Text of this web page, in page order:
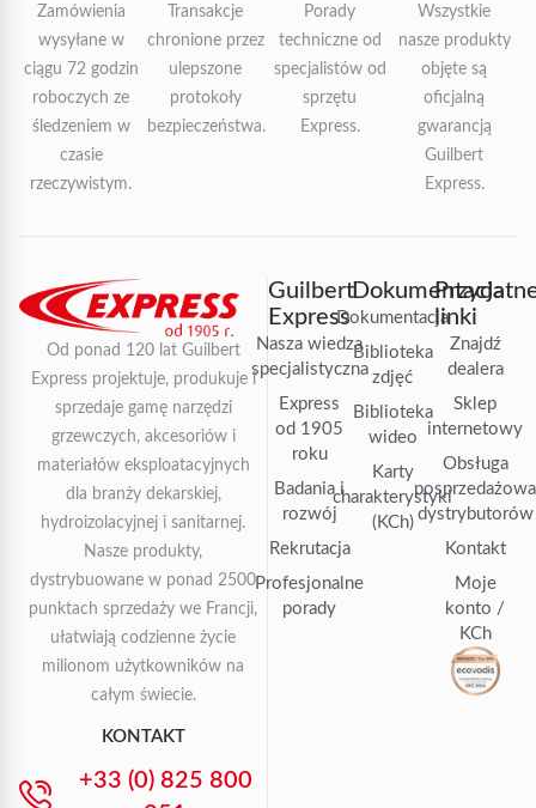
Zamówienia
wysyłane w
ciągu 72 godzin
roboczych ze
śledzeniem w
czasie
rzeczywistym.
Transakcje
chronione przez
ulepszone
protokoły
bezpieczeństwa.
Porady
techniczne od
specjalistów od
sprzętu
Express.
Wszystkie
nasze produkty
objęte są
oficjalną
gwarancją
Guilbert
Express.
Od ponad 120 lat Guilbert
Express projektuje, produkuje i
sprzedaje gamę narzędzi
grzewczych, akcesoriów i
materiałów eksploatacyjnych
dla branży dekarskiej,
hydroizolacyjnej i sanitarnej.
Nasze produkty,
dystrybuowane w ponad 2500
punktach sprzedaży we Francji,
ułatwiają codzienne życie
milionom użytkowników na
całym świecie.
KONTAKT
+33 (0) 825 800
Guilbert
Express
Nasza wiedza
specjalistyczna
Express
od 1905
roku
Badania i
rozwój
Rekrutacja
Profesjonalne
porady
Dokumentacja
Dokumentacja
Biblioteka
zdjęć
Biblioteka
wideo
Karty
charakterystyki
(KCh)
linki
Znajdź
dealera
Sklep
internetowy
Obsługa
posprzedażowa
dystrybutorów
Kontakt
Moje
konto /
KCh